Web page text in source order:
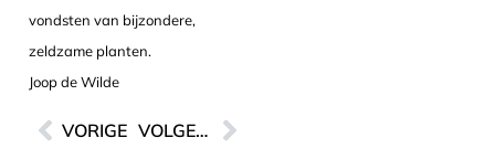
vondsten van bijzondere,
zeldzame planten.
Joop de Wilde
VORIGE VOLGENDE